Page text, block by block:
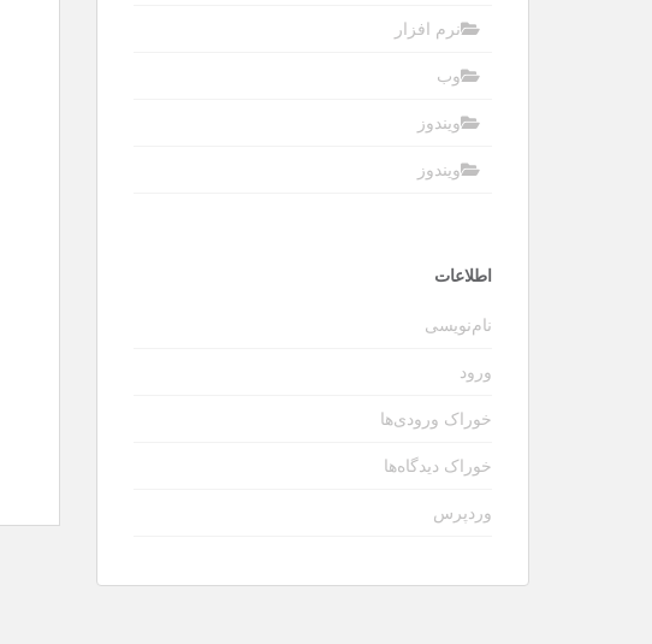
نرم افزار
وب
ویندوز
ویندوز
اطلاعات
نام‌نویسی
ورود
خوراک ورودی‌ها
خوراک دیدگاه‌ها
وردپرس